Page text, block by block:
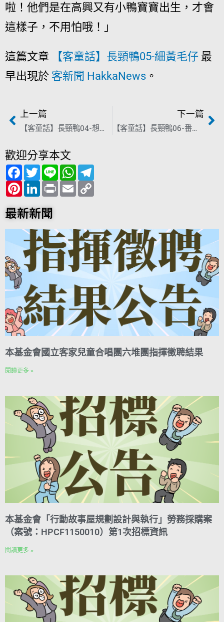
啦！他們是在高興又有小鴨寶寶出生，才會
這樣子，不用怕哦！」
這篇文章 【客童話】長頸鴨05-細黃毛仔 最
早出現於 客新聞 HakkaNews 。
上一篇
【客童話】長頸鴨04-想孵卵个鴨嫲
下一篇
【客童話】長頸鴨06-番鴨公
歡迎分享本文
F
a
c
e
b
o
o
T
w
i
t
t
e
r
L
i
n
e
W
h
a
t
s
P
i
n
t
e
e
s
t
L
i
n
k
e
I
n
P
r
i
E
m
a
n
k
最新新聞
本基金會國立客家兒童合唱團六堆團指揮徵聘結果
閱讀更多 »
本基金會「行動故事屋規劃設計與執行」勞務採購案
（案號：HPCF1150010）第1次招標資訊
閱讀更多 »